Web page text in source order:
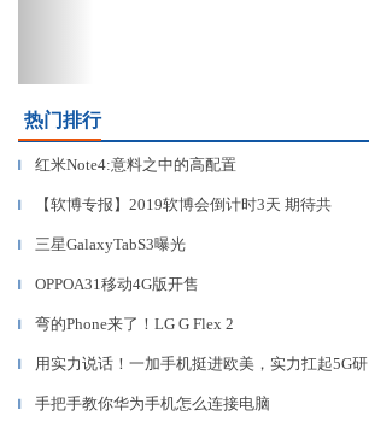
热门排行
▎ 红米Note4:意料之中的高配置
▎ 【软博专报】2019软博会倒计时3天 期待共
▎ 三星GalaxyTabS3曝光
▎ OPPOA31移动4G版开售
▎ 弯的Phone来了！LG G Flex 2
▎ 用实力说话！一加手机挺进欧美，实力扛起5G研
▎ 手把手教你华为手机怎么连接电脑